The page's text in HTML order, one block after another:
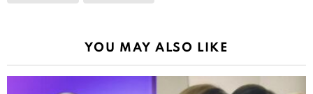
YOU MAY ALSO LIKE